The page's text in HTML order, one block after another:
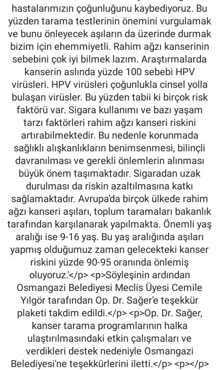
hastalarımızın çoğunluğunu kaybediyoruz. Bu
yüzden tarama testlerinin önemini vurgulamak
ve bunu önleyecek aşıların da üzerinde durmak
bizim için ehemmiyetli. Rahim ağzı kanserinin
sebebini çok iyi bilmek lazım. Araştırmalarda
kanserin aslında yüzde 100 sebebi HPV
virüsleri. HPV virüsleri çoğunlukla cinsel yolla
bulaşan virüsler. Bu yüzden tabii ki birçok risk
faktörü var. Sigara kullanımı ve bazı yaşam
tarzı faktörleri rahim ağzı kanseri riskini
artırabilmektedir. Bu nedenle korunmada
sağlıklı alışkanlıkların benimsenmesi, bilinçli
davranılması ve gerekli önlemlerin alınması
büyük önem taşımaktadır. Sigaradan uzak
durulması da riskin azaltılmasına katkı
sağlamaktadır. Avrupa'da birçok ülkede rahim
ağzı kanseri aşıları, toplum taramaları bakanlık
tarafından karşılanarak yapılmakta. Önemli yaş
aralığı ise 9-16 yaş. Bu yaş aralığında aşıları
yapmış olduğumuz zaman gelecekteki kanser
riskini yüzde 90-95 oranında önlemiş
oluyoruz.'</p> <p>Söyleşinin ardından
Osmangazi Belediyesi Meclis Üyesi Cemile
Yılgör tarafından Op. Dr. Sağer'e teşekkür
plaketi takdim edildi.</p> <p>Op. Dr. Sağer,
kanser tarama programlarının halka
ulaştırılmasındaki etkin çalışmaları ve
verdikleri destek nedeniyle Osmangazi
Belediyesi'ne teşekkürlerini iletti.</p> <p></p>